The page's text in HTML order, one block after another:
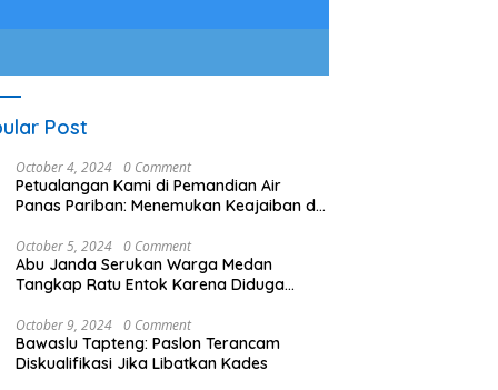
Post
October 4, 2024 0 Comment
Petualangan Kami di Pemandian Air
Panas Pariban: Menemukan Keajaiban di
October 5, 2024 0 Comment
Abu Janda Serukan Warga Medan
Tangkap Ratu Entok Karena Diduga
October 9, 2024 0 Comment
Bawaslu Tapteng: Paslon Terancam
Diskualifikasi Jika Libatkan Kades